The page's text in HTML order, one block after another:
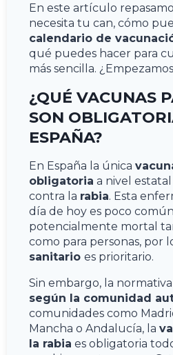
En este artículo
necesita tu can, cómo
calendario de
qué puedes hacer para
más sencilla.
¿QUÉ VACUNAS
SON
ESPAÑA?
En España la única
obligatoria a nivel
contra la rabia. Esta
día de hoy es poco
potencialmente mortal
como para personas, por
sanitario es prioritario.
Sin embargo, la
según la comunidad
comunidades como
Mancha o Andalucía, la
la rabia es obligatoria